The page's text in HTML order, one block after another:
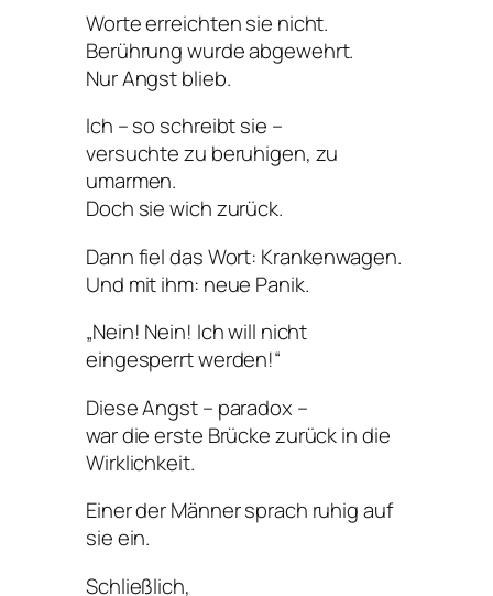
Worte erreichten sie nicht.
Berührung wurde abgewehrt.
Nur Angst blieb.
Ich – so schreibt sie –
versuchte zu beruhigen, zu
umarmen.
Doch sie wich zurück.
Dann fiel das Wort: Krankenwagen.
Und mit ihm: neue Panik.
„Nein! Nein! Ich will nicht
eingesperrt werden!“
Diese Angst – paradox –
war die erste Brücke zurück in die
Wirklichkeit.
Einer der Männer sprach ruhig auf
sie ein.
Schließlich,